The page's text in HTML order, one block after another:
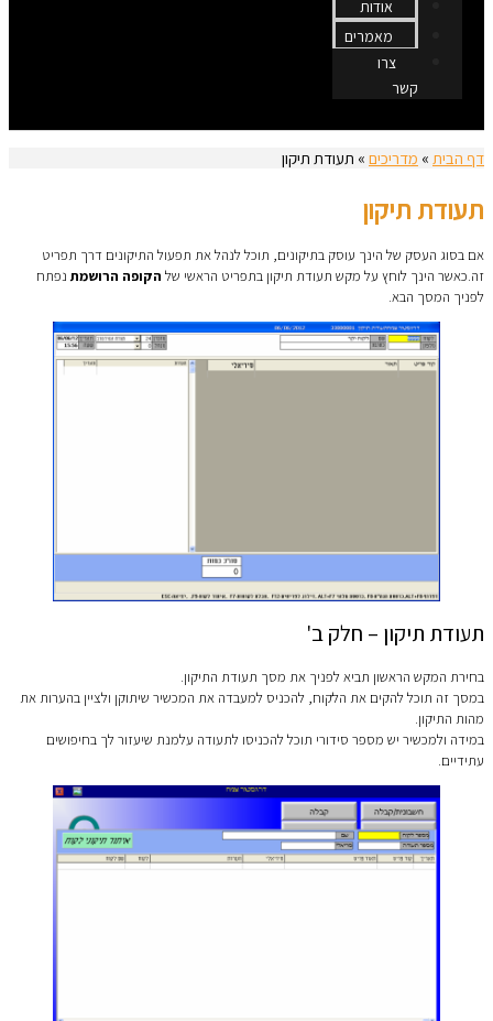
אודות
מאמרים
צרו
קשר
דף הבית » מדריכים » תעודת תיקון
תעודת תיקון
אם בסוג העסק של הינך עוסק בתיקונים, תוכל לנהל את תפעול התיקונים דרך תפריט
זה.כאשר הינך לוחץ על מקש תעודת תיקון בתפריט הראשי של הקופה הרושמתנפתח
לפניך המסך הבא.
תעודת תיקון – חלק ב'
בחירת המקש הראשון תביא לפניך את מסך תעודת התיקון.
במסך זה תוכל להקים את הלקוח, להכניס למעבדה את המכשיר שיתוקן ולציין בהערות את
מהות התיקון.
במידה ולמכשיר יש מספר סידורי תוכל להכניסו לתעודה עלמנת שיעזור לך בחיפושים
עתידיים.